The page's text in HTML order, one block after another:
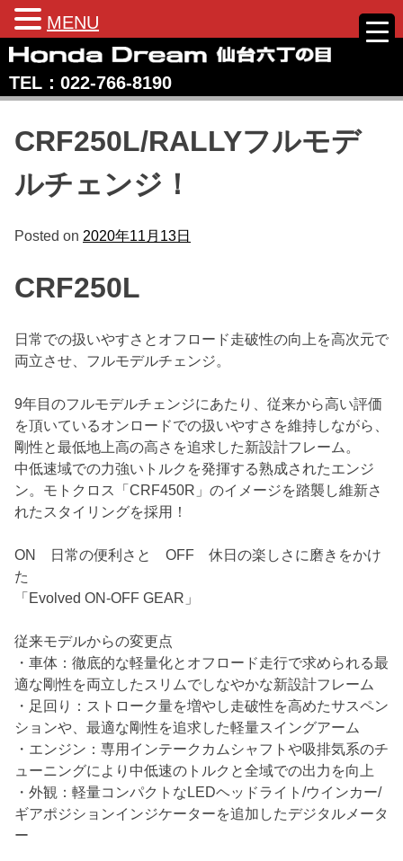
Skip
content
Honda Dream 仙台六丁の目
宮城県仙台市のホンダバイク専売店
TEL：022‐766‐8190
CRF250L/RALLYフルモデ
ルチェンジ！
Posted on 2020年11月13日
CRF250L
日常での扱いやすさとオフロード走破性の向上を高次元で
両立させ、フルモデルチェンジ。
9年目のフルモデルチェンジにあたり、従来から高い評価
を頂いているオンロードでの扱いやすさを維持しながら、
剛性と最低地上高の高さを追求した新設計フレーム。
中低速域での力強いトルクを発揮する熟成されたエンジ
ン。モトクロス「CRF450R」のイメージを踏襲し維新さ
れたスタイリングを採用！
ON 日常の便利さと OFF 休日の楽しさに磨きをかけ
た
「Evolved ON-OFF GEAR」
従来モデルからの変更点
・車体：徹底的な軽量化とオフロード走行で求められる最
適な剛性を両立したスリムでしなやかな新設計フレーム
・足回り：ストローク量を増やし走破性を高めたサスペン
ションや、最適な剛性を追求した軽量スイングアーム
・エンジン：専用インテークカムシャフトや吸排気系のチ
ューニングにより中低速のトルクと全域での出力を向上
・外観：軽量コンパクトなLEDヘッドライト/ウインカー/
ギアポジションインジケーターを追加したデジタルメータ
ー
MENU